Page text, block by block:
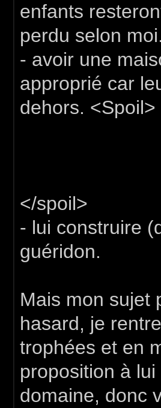
enfants
perdu selon
- avoir une
approprié car
dehors. <Spoil>
</spoil>
- lui construire
guéridon.
Mais mon sujet
hasard, je
trophées et en
proposition à
domaine, donc